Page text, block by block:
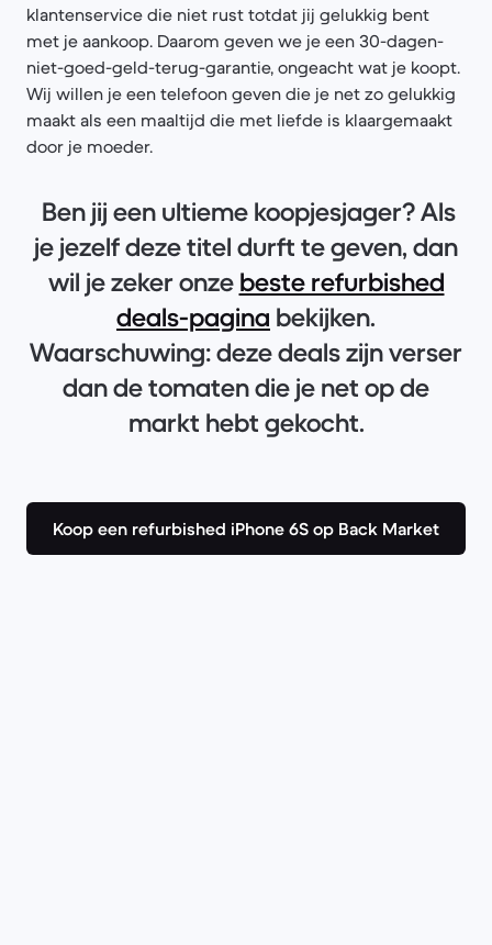
klantenservice die niet rust totdat jij gelukkig bent
met je aankoop. Daarom geven we je een 30-dagen-
niet-goed-geld-terug-garantie, ongeacht wat je koopt.
Wij willen je een telefoon geven die je net zo gelukkig
maakt als een maaltijd die met liefde is klaargemaakt
door je moeder.
Ben jij een ultieme koopjesjager? Als
je jezelf deze titel durft te geven, dan
wil je zeker onze beste refurbished
deals-pagina bekijken.
Waarschuwing: deze deals zijn verser
dan de tomaten die je net op de
markt hebt gekocht.
Koop een refurbished iPhone 6S op Back Market